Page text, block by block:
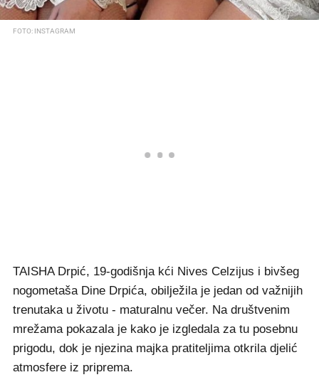
FOTO: INSTAGRAM
TAISHA Drpić, 19-godišnja kći Nives Celzijus i bivšeg
nogometaša Dine Drpića, obilježila je jedan od važnijih
trenutaka u životu - maturalnu večer. Na društvenim
mrežama pokazala je kako je izgledala za tu posebnu
prigodu, dok je njezina majka pratiteljima otkrila djelić
atmosfere iz priprema.